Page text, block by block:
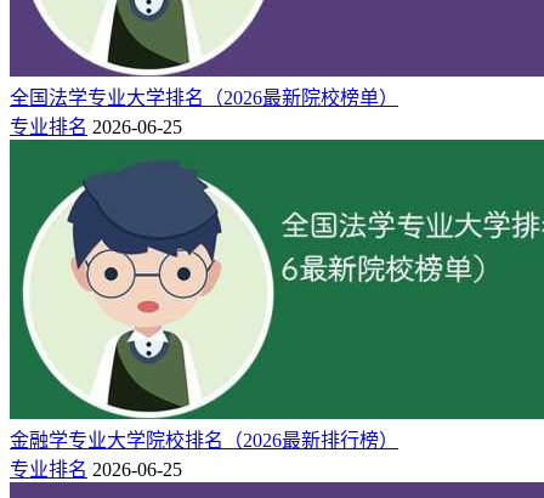
全国法学专业大学排名（2026最新院校榜单）
专业排名 2026-06-25
金融学专业大学院校排名（2026最新排行榜）
专业排名 2026-06-25